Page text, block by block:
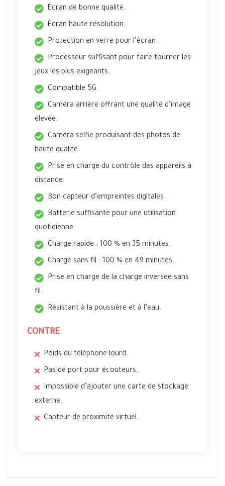
Écran de bonne qualité.
Écran haute résolution.
Protection en verre pour l’écran.
Processeur suffisant pour faire tourner les
jeux les plus exigeants.
Compatible 5G.
Caméra arrière offrant une qualité d’image
élevée.
Caméra selfie produisant des photos de
haute qualité.
Prise en charge du contrôle des appareils à
distance.
Bon capteur d’empreintes digitales.
Batterie suffisante pour une utilisation
quotidienne.
Charge rapide : 100 % en 35 minutes.
Charge sans fil : 100 % en 49 minutes.
Prise en charge de la charge inversée sans
fil.
Résistant à la poussière et à l’eau.
CONTRE
Poids du téléphone lourd.
Pas de port pour écouteurs.
Impossible d’ajouter une carte de stockage
externe.
Capteur de proximité virtuel.